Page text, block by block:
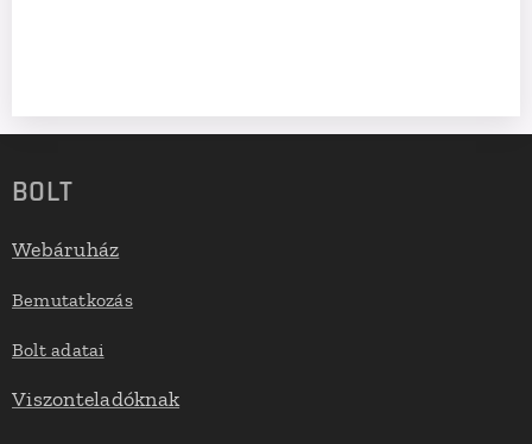
BOLT
Webáruház
Bemutatkozás
Bolt adatai
Viszonteladóknak